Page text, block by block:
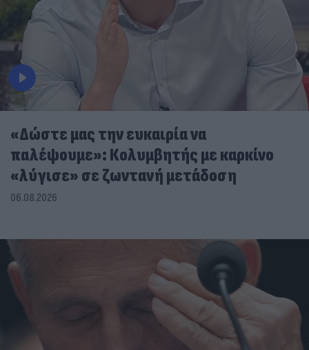
«Δώστε μας την ευκαιρία να
παλέψουμε»: Κολυμβητής με καρκίνο
«λύγισε» σε ζωντανή μετάδοση
06.08.2026